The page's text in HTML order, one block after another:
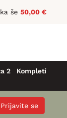
še 50,00 €
2
Kompleti
Prijavite se